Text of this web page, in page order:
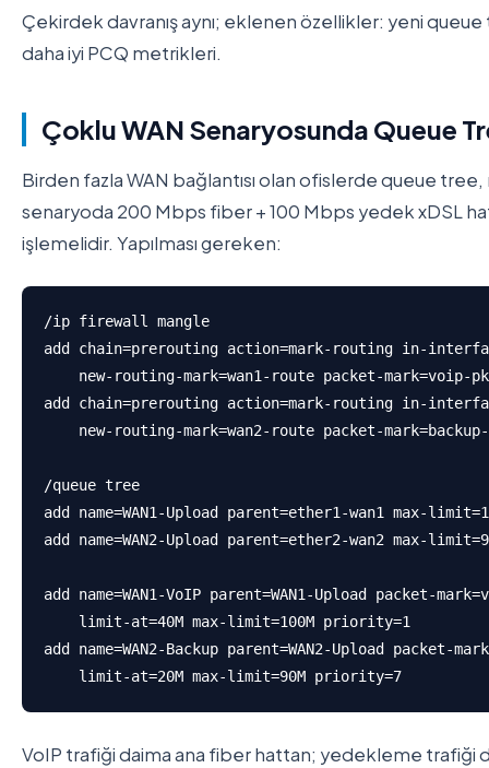
Çekirdek davranış aynı; eklenen özellikler: yeni
daha iyi PCQ metrikleri.
Çoklu WAN Senaryosunda Queue
Birden fazla WAN bağlantısı olan ofislerde queue
senaryoda 200 Mbps fiber + 100 Mbps yedek xDSL
işlemelidir. Yapılması gereken:
/ip firewall mangle
add chain=prerouting action=mark-routing in-
new-routing-mark=wan1-route packet-mark=voip-
add chain=prerouting action=mark-routing in-
new-routing-mark=wan2-route packet-
/queue tree
add name=WAN1-Upload parent=ether1-wan1 max-
add name=WAN2-Upload parent=ether2-wan2 max-
add name=WAN1-VoIP parent=WAN1-Upload packet-
    limit-at=40M max-limit=100M priority=1
add name=WAN2-Backup parent=WAN2-Upload packet-
    limit-at=20M max-limit=90M priority=7
VoIP trafiği daima ana fiber hattan; yedekleme trafiği